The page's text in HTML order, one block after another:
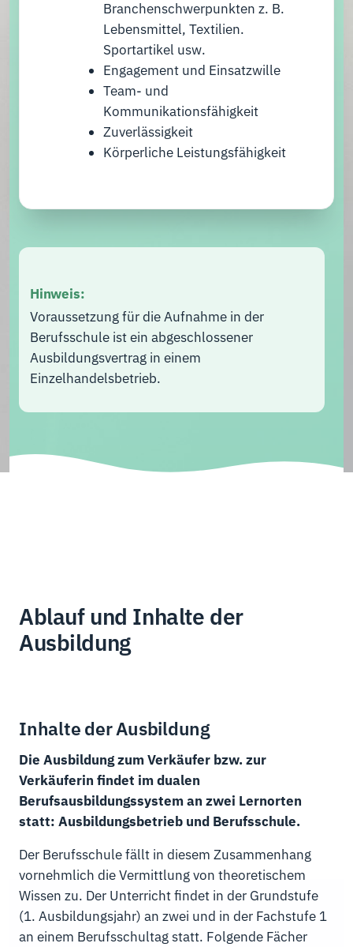
Branchenschwerpunkten z. B.
Lebensmittel, Textilien.
Sportartikel usw.
Engagement und Einsatzwille
Team- und
Kommunikationsfähigkeit
Zuverlässigkeit
Körperliche Leistungsfähigkeit
Hinweis:
Voraussetzung für die Aufnahme in der
Berufsschule ist ein abgeschlossener
Ausbildungsvertrag in einem
Einzelhandelsbetrieb.
Ablauf und Inhalte der
Ausbildung
Inhalte der Ausbildung
Die Ausbildung zum Verkäufer bzw. zur
Verkäuferin findet im dualen
Berufsausbildungssystem an zwei Lernorten
statt: Ausbildungsbetrieb und Berufsschule.
Der Berufsschule fällt in diesem Zusammenhang
vornehmlich die Vermittlung von theoretischem
Wissen zu. Der Unterricht findet in der Grundstufe
(1. Ausbildungsjahr) an zwei und in der Fachstufe 1
an einem Berufsschultag statt. Folgende Fächer